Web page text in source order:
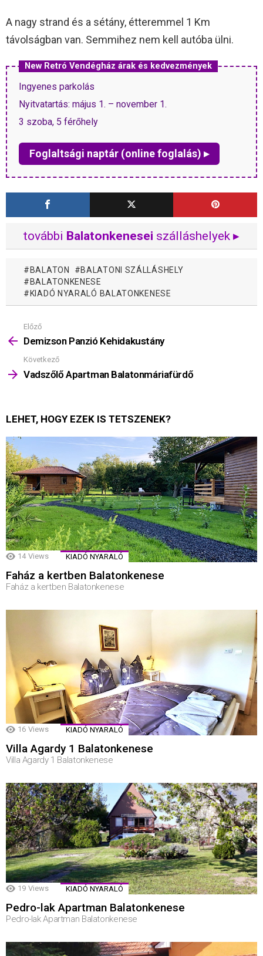
A nagy strand és a sétány, étteremmel 1 Km
távolságban van. Semmihez nem kell autóba ülni.
New Retró Vendégház árak és kedvezmények
Ingyenes parkolás
Nyitvatartás: május 1. – november 1.
3 szoba, 5 férőhely
Foglaltsági naptár (online foglalás) ▸
további Balatonkenesei szálláshelyek ▸
BALATON
BALATONI SZÁLLÁSHELY
BALATONKENESE
KIADÓ NYARALÓ BALATONKENESE
Mutass
többet
Előző
Demizson Panzió Kehidakustány
Következő
Vadszőlő Apartman Balatonmáriafürdő
LEHET, HOGY EZEK IS TETSZENEK?
14 Views KIADÓ NYARALÓ
Faház a kertben Balatonkenese
Faház a kertben Balatonkenese
16 Views KIADÓ NYARALÓ
Villa Agardy 1 Balatonkenese
Villa Agardy 1 Balatonkenese
19 Views KIADÓ NYARALÓ
Pedro-lak Apartman Balatonkenese
Pedro-lak Apartman Balatonkenese